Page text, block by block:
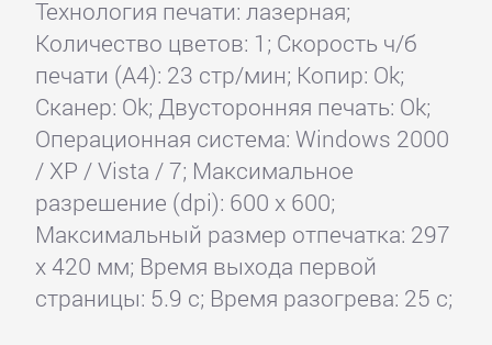
Технология печати: лазерная;
Количество цветов: 1; Скорость ч/б
печати (А4): 23 стр/мин; Копир: Ok;
Сканер: Ok; Двусторонняя печать: Ok;
Операционная система: Windows 2000
/ XP / Vista / 7; Максимальное
разрешение (dpi): 600 x 600;
Максимальный размер отпечатка: 297
x 420 мм; Время выхода первой
страницы: 5.9 с; Время разогрева: 25 с;